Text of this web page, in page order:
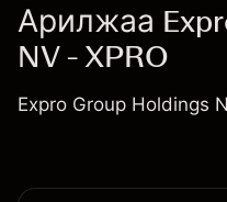
Арилжаа
NV - XPRO
Expro Group Holdings